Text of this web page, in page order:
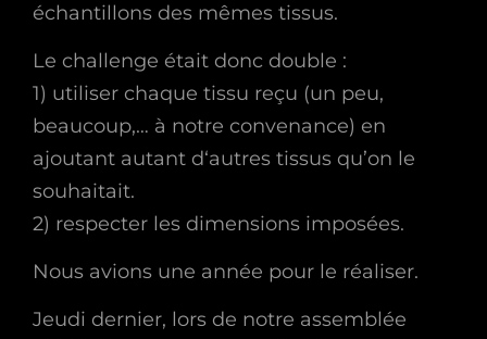
échantillons des mêmes tissus.
Le challenge était donc double :
1) utiliser chaque tissu reçu (un peu,
beaucoup,… à notre convenance) en
ajoutant autant d‘autres tissus qu’on le
souhaitait.
2) respecter les dimensions imposées.
Nous avions une année pour le réaliser.
Jeudi dernier, lors de notre assemblée